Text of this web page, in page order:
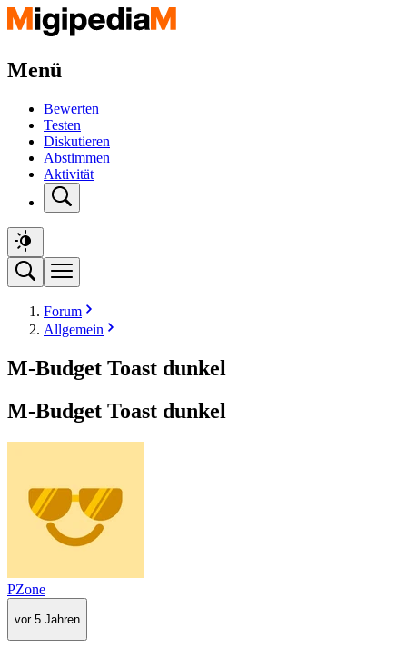
Menü
Bewerten
Testen
Diskutieren
Abstimmen
Aktivität
Forum
Allgemein
M-Budget Toast dunkel
M-Budget Toast dunkel
PZone
vor 5 Jahren